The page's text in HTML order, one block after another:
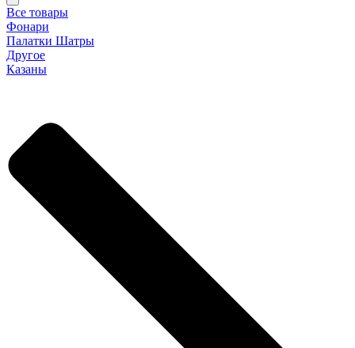
Все товары
Фонари
Палатки Шатры
Другое
Казаны